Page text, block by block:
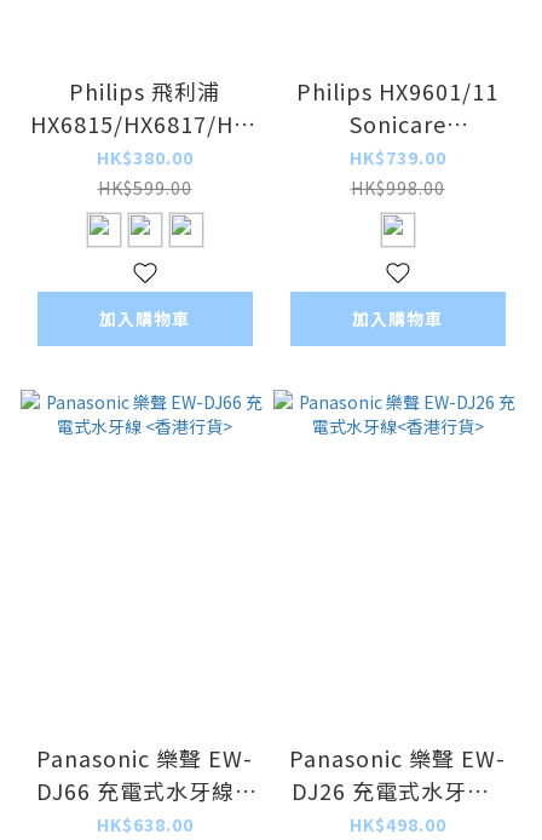
Philips 飛利浦
HX6815/HX6817/HX6810
Sonicare
ProtectiveClean
4100 聲波電動牙刷 平
行進口
HK$380.00
HK$599.00
加入購物車
Philips HX9601/11
Sonicare
ExpertClean 7300 系
列聲波震動牙刷 <平行
進口>
HK$739.00
HK$998.00
加入購物車
Panasonic 樂聲 EW-
DJ66 充電式水牙線 <
香港行貨>
HK$638.00
Panasonic 樂聲 EW-
DJ26 充電式水牙線<
香港行貨>
HK$498.00